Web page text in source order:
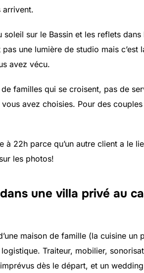
arrivent.
soleil sur le Bassin et les reflets
une lumière de studio mais c’est
avez vécu.
familles qui se croisent, pas de
avez choisies. Pour des
à 22h parce qu’un autre client a le
les photos!
une villa privé au
maison de famille (la cuisine un
Traiteur, mobilier,
dès le départ, et un